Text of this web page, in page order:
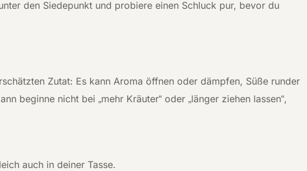
den Siedepunkt und probiere einen Schluck pur, bevor du
Zutat: Es kann Aroma öffnen oder dämpfen, Süße runder
beginne nicht bei „mehr Kräuter“ oder „länger ziehen lassen“,
auch in deiner Tasse.